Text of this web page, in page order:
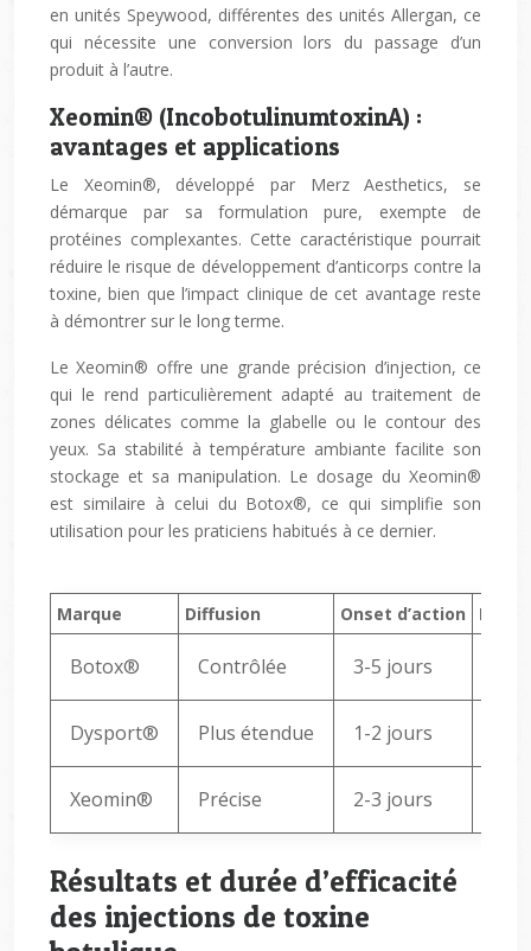
en unités Speywood, différentes des unités Allergan, ce
qui nécessite une conversion lors du passage d’un
produit à l’autre.
Xeomin® (IncobotulinumtoxinA) :
avantages et applications
Le Xeomin®, développé par Merz Aesthetics, se
démarque par sa formulation pure, exempte de
protéines complexantes. Cette caractéristique pourrait
réduire le risque de développement d’anticorps contre la
toxine, bien que l’impact clinique de cet avantage reste
à démontrer sur le long terme.
Le Xeomin® offre une grande précision d’injection, ce
qui le rend particulièrement adapté au traitement de
zones délicates comme la glabelle ou le contour des
yeux. Sa stabilité à température ambiante facilite son
stockage et sa manipulation. Le dosage du Xeomin®
est similaire à celui du Botox®, ce qui simplifie son
utilisation pour les praticiens habitués à ce dernier.
Marque Diffusion Onset d’action
Botox® Contrôlée 3-5 jours
Dysport® Plus étendue 1-2 jours
Xeomin® Précise 2-3 jours
Résultats et durée d’efficacité
des injections de toxine